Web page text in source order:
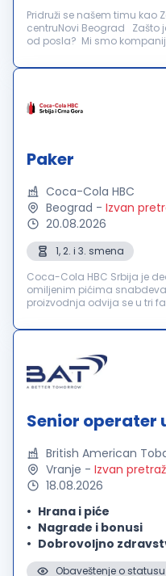
Pridruži se našem timu kao
centruNovi Beograd Zašto
od posla? Mi smo
prepoznato i uključeno. ...
Paker
Coca-Cola HBC
Beograd - Izvan
20.08.2026
1, 2. i 3. smena
Coca-Cola HBC Srbija je
omiljenim pićima
proizvodnja odvija se u tri
stabilno ...
Senior operater
British American
Vranje - Izvan
18.08.2026
Hrana i piće
Nagrade i bonusi
Dobrovoljno
Obaveštenje o